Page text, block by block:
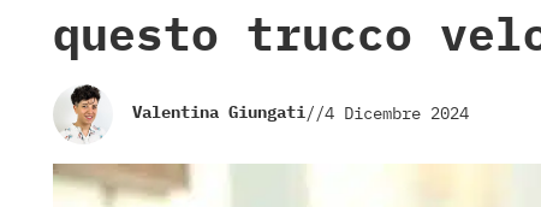
questo trucco
Valentina Giungati//4 Dicembre 2024